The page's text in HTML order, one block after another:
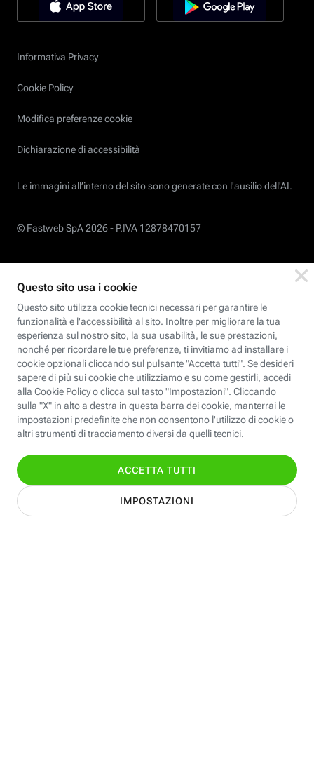
Informativa Privacy
Cookie Policy
Modifica preferenze cookie
Dichiarazione di accessibilità
Le immagini all’interno del sito sono generate con l'ausilio dell'AI.
© Fastweb SpA 2026 - P.IVA 12878470157